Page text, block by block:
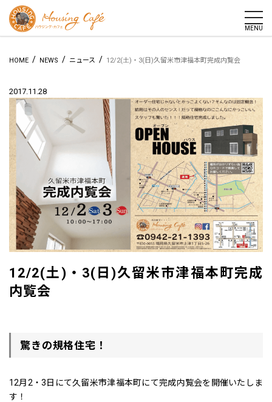
MENU
HOME / NEWS / ニュース / 12/2(土)・3(日)久留米市津福本町完成内覧会
2017.11.28
12/2(土)・3(日)久留米市津福本町完成
内覧会
驚きの規格住宅！
12月2・3日にて久留米市津福本町にて完成内覧会を開催いたしま
す！